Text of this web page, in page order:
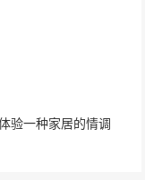
验一种家居的情调